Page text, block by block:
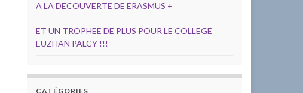
A LA DECOUVERTE DE ERASMUS +
ET UN TROPHEE DE PLUS POUR LE COLLEGE
EUZHAN PALCY !!!
CATÉGORIES